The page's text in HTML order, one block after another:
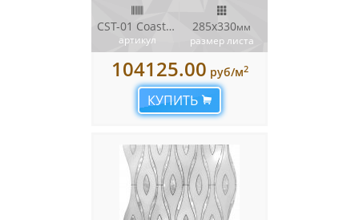
CST-01 Coastal Breeze
артикул
285x330мм
размер листа
104125.00 руб/м2
КУПИТЬ